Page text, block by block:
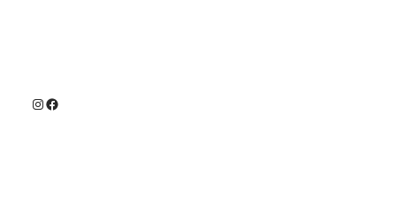
Instagram
Facebook